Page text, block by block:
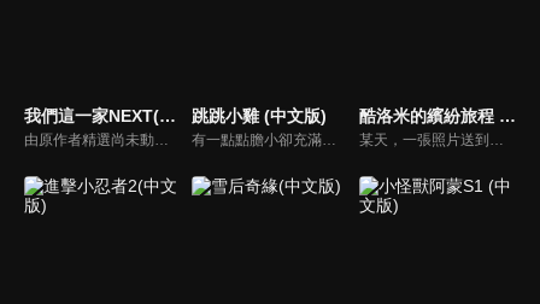
我們這一家NEXT(中文版) 跳跳小雞 (中文版)
有一點點膽小卻充滿好奇心的「帶骨雞」，和總是用小跳步靠過來的舞蹈老師「小跳步青蛙老師」，以及其他具有獨特個性的夥伴們跳舞大活耀！在家裡和各種地方以「身體動了，心也舞動了起來♪」為主題的角色人物。這是關於不可思議的夥伴們與愉快舞蹈的故事。
酷洛米的繽紛旅程 (中文版)